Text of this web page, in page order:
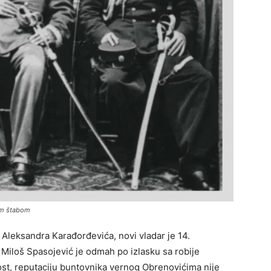
štabom
Karađorđevića, novi vladar je 14.
Spasojević je odmah po izlasku sa robije
reputaciju buntovnika vernog Obrenovićima nije